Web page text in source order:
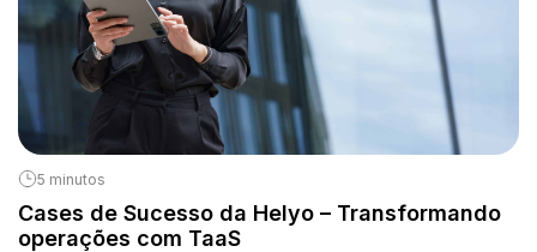
5 minutos
Cases de Sucesso da Helyo – Transformando
operações com TaaS